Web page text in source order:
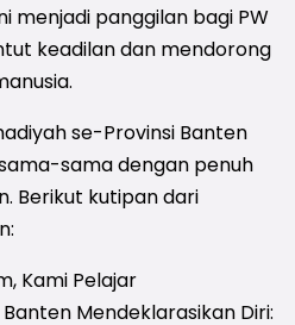
menjadi panggilan bagi PW
keadilan dan mendorong
se-Provinsi Banten
sama dengan penuh
Berikut kutipan dari
Kami Pelajar
Mendeklarasikan Diri: